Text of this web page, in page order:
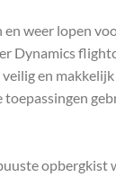
weer lopen
Dynamics
en
opbergkist